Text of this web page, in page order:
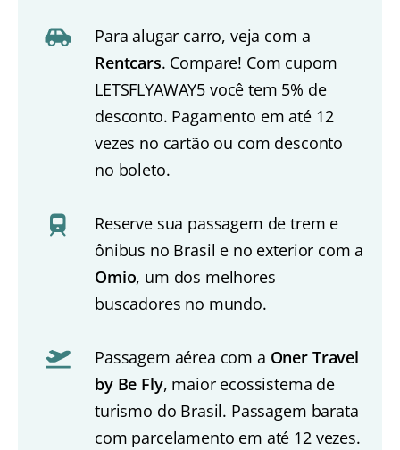
Para alugar carro, veja com a
Rentcars. Compare! Com cupom
LETSFLYAWAY5 você tem 5% de
desconto. Pagamento em até 12
vezes no cartão ou com desconto
no boleto.
Reserve sua passagem de trem e
ônibus no Brasil e no exterior com a
Omio, um dos melhores
buscadores no mundo.
Passagem aérea com a Oner Travel
by Be Fly, maior ecossistema de
turismo do Brasil. Passagem barata
com parcelamento em até 12 vezes.